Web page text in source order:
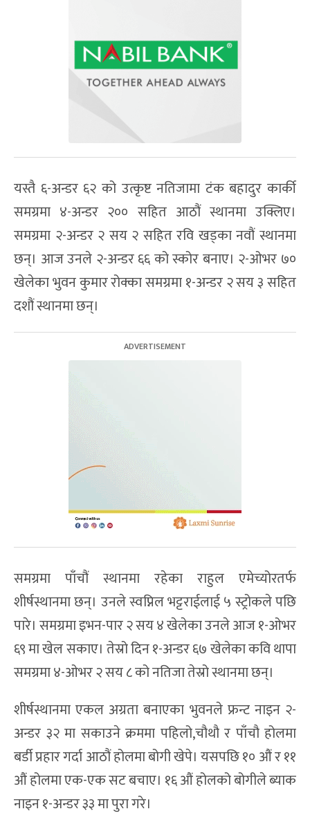
यस्तै ६-अन्डर ६२ को उत्कृष्ट नतिजामा टंक बहादुर कार्की
समग्रमा ४-अन्डर २०० सहित आठौं स्थानमा उक्लिए।
समग्रमा २-अन्डर २ सय २ सहित रवि खड्का नवौं स्थानमा
छन्। आज उनले २-अन्डर ६६ को स्कोर बनाए। २-ओभर ७०
खेलेका भुवन कुमार रोक्का समग्रमा १-अन्डर २ सय ३ सहित
दशौं स्थानमा छन्।
समग्रमा पाँचौं स्थानमा रहेका राहुल एमेच्योरतर्फ
शीर्षस्थानमा छन्। उनले स्वप्निल भट्टराईलाई ५ स्ट्रोकले पछि
पारे। समग्रमा इभन-पार २ सय ४ खेलेका उनले आज १-ओभर
६९ मा खेल सकाए। तेस्रो दिन १-अन्डर ६७ खेलेका कवि थापा
समग्रमा ४-ओभर २ सय ८ को नतिजा तेस्रो स्थानमा छन्।
शीर्षस्थानमा एकल अग्रता बनाएका भुवनले फ्रन्ट नाइन २-
अन्डर ३२ मा सकाउने क्रममा पहिलो,चौथौ र पाँचौ होलमा
बर्डी प्रहार गर्दा आठौं होलमा बोगी खेपे। यसपछि १० औं र ११
औं होलमा एक-एक सट बचाए। १६ औं होलको बोगीले ब्याक
नाइन १-अन्डर ३३ मा पुरा गरे।